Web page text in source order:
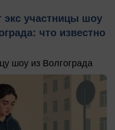
экс участницы шоу
что известно
шоу из Волгограда